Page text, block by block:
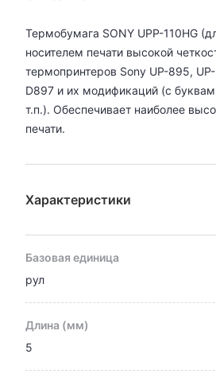
Термобумага SONY UPP-110HG
носителем печати высокой
термопринтеров Sony UP-895,
D897 и их модификаций (с
т.п.). Обеспечивает наиболее
печати.
Характеристики
Базовая единица
рул
Длина (мм)
5